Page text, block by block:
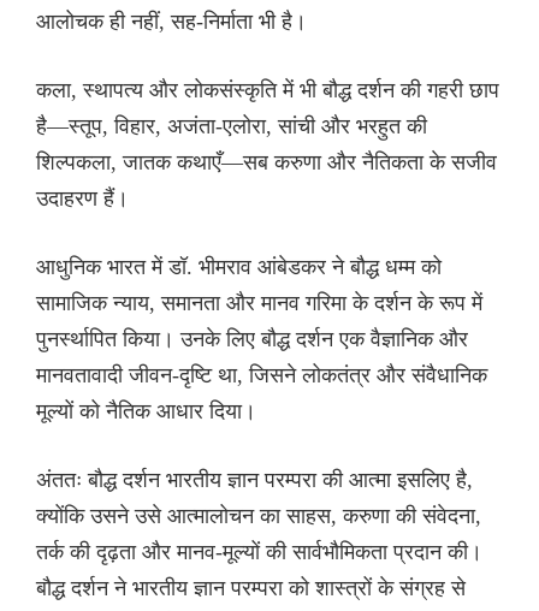
आलोचक ही नहीं, सह-निर्माता भी है।
कला, स्थापत्य और लोकसंस्कृति में भी बौद्ध दर्शन की गहरी छाप
है—स्तूप, विहार, अजंता-एलोरा, सांची और भरहुत की
शिल्पकला, जातक कथाएँ—सब करुणा और नैतिकता के सजीव
उदाहरण हैं।
आधुनिक भारत में डॉ. भीमराव आंबेडकर ने बौद्ध धम्म को
सामाजिक न्याय, समानता और मानव गरिमा के दर्शन के रूप में
पुनर्स्थापित किया। उनके लिए बौद्ध दर्शन एक वैज्ञानिक और
मानवतावादी जीवन-दृष्टि था, जिसने लोकतंत्र और संवैधानिक
मूल्यों को नैतिक आधार दिया।
अंततः बौद्ध दर्शन भारतीय ज्ञान परम्परा की आत्मा इसलिए है,
क्योंकि उसने उसे आत्मालोचन का साहस, करुणा की संवेदना,
तर्क की दृढ़ता और मानव-मूल्यों की सार्वभौमिकता प्रदान की।
बौद्ध दर्शन ने भारतीय ज्ञान परम्परा को शास्त्रों के संग्रह से